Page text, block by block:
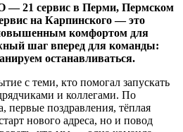
— 21 сервис в Перми, Пермском
на Карпинского — это
комфортом для
шаг вперед для команды:
останавливаться.
с теми, кто помогал запускать
и коллегами. По
первые поздравления, тёплая
нового адреса, но и повод